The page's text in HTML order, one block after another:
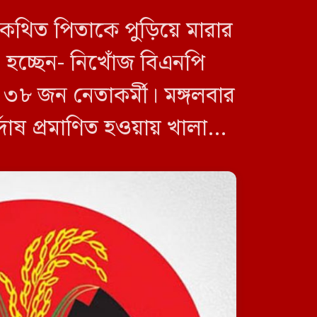
জিপিএস ব্যবহার ছাড়াই মার্কিন
ঘাঁটিতে নিখুঁত হামলা চালান ইরানি
পাইলটরা
পিতাকে পুড়িয়ে মারার
হচ্ছেন- নিখোঁজ বিএনপি
জন নেতাকর্মী। মঙ্গলবার
প্রমাণিত হওয়ায় খালাস